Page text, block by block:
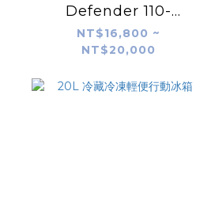
Defender 110-
YAKIMA
RoadShower 7G /
10G 車頂加壓水箱 實裝
案例｜unrv.台灣專業安
NT$16,800 ~
NT$20,000